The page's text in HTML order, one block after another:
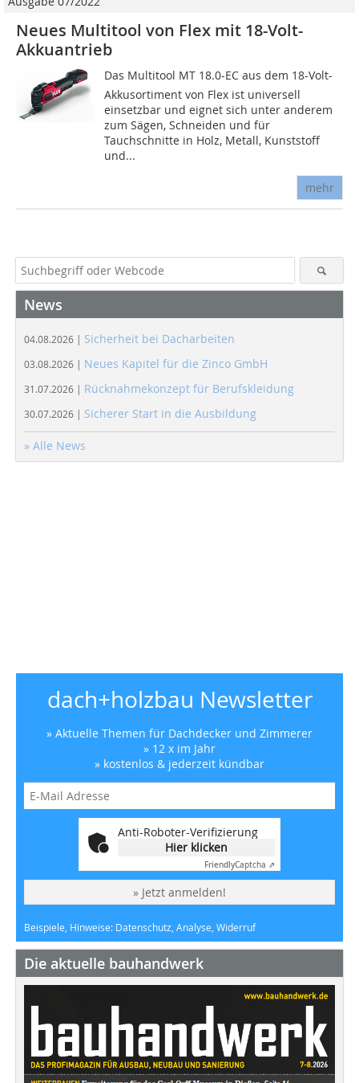
Neues Multitool von Flex mit 18-Volt-
Akkuantrieb
Das Multitool MT 18.0-EC aus dem 18-Volt-
Akkusortiment von Flex ist universell
einsetzbar und eignet sich unter anderem
zum Sägen, Schneiden und für
Tauchschnitte in Holz, Metall, Kunststoff
und...
mehr
News
04.08.2026 | Sicherheit bei Dacharbeiten
03.08.2026 | Neues Kapitel für die Zinco GmbH
31.07.2026 | Rücknahmekonzept für Berufskleidung
30.07.2026 | Sicherer Start in die Ausbildung
» Alle News
dach+holzbau Newsletter
» Aktuelle Themen für Dachdecker und Zimmerer
» 12 x im Jahr
» kostenlos & jederzeit kündbar
Anti-Roboter-Verifizierung
Hier klicken
FriendlyCaptcha ⇗
» Jetzt anmelden!
Beispiele, Hinweise: Datenschutz, Analyse, Widerruf
Die aktuelle bauhandwerk